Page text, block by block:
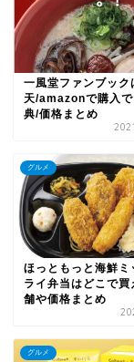
一風堂ファンブック
天/amazonで購入
典/価格まとめ
グルメ
ほっともっと海鮮ミ
ライ弁当はどこで買
舗や価格まとめ
グルメ